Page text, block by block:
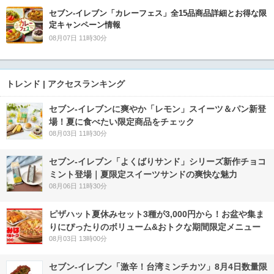
セブン‐イレブン「カレーフェス」全15品商品詳細とお得な限
定キャンペーン情報
08月07日 11時30分
トレンド | アクセスランキング
セブン‐イレブンに爽やか「レモン」スイーツ＆パン新登
場！夏に食べたい限定商品をチェック
08月03日 11時30分
セブン‐イレブン「よくばりサンド」シリーズ新作チョコ
ミント登場｜夏限定スイーツサンドの爽快な魅力
08月06日 11時30分
ピザハット夏休みセット3種が3,000円から！お盆や集ま
りにぴったりのボリューム&おトクな期間限定メニュー
08月03日 13時00分
セブン-イレブン「激辛！台湾ミンチカツ」8月4日数量限